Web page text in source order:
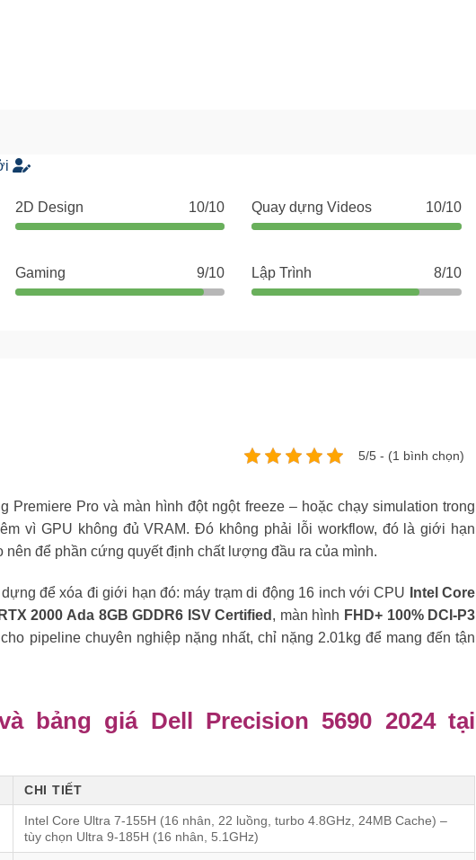
2D Design 10/10 Quay dựng Videos 10/10
Gaming 9/10 Lập Trình 8/10
5/5 - (1 bình chọn)
Premiere Pro và màn hình đột ngột freeze – hoặc chạy simulation trong
vì GPU không đủ VRAM. Đó không phải lỗi workflow, đó là giới hạn
để phần cứng quyết định chất lượng đầu ra của mình.
để xóa đi giới hạn đó: máy trạm di động 16 inch với CPU
Intel Core
2000 Ada 8GB GDDR6 ISV Certified , màn hình FHD+ 100% DCI-P3
pipeline chuyên nghiệp nặng nhất, chỉ nặng 2.01kg để mang đến tận
bảng giá Dell Precision 5690 2024 tại
CHI TIẾT
Intel Core Ultra 7-155H (16 nhân, 22 luồng, turbo 4.8GHz, 24MB Cache) –
tùy chọn Ultra 9-185H (16 nhân, 5.1GHz)